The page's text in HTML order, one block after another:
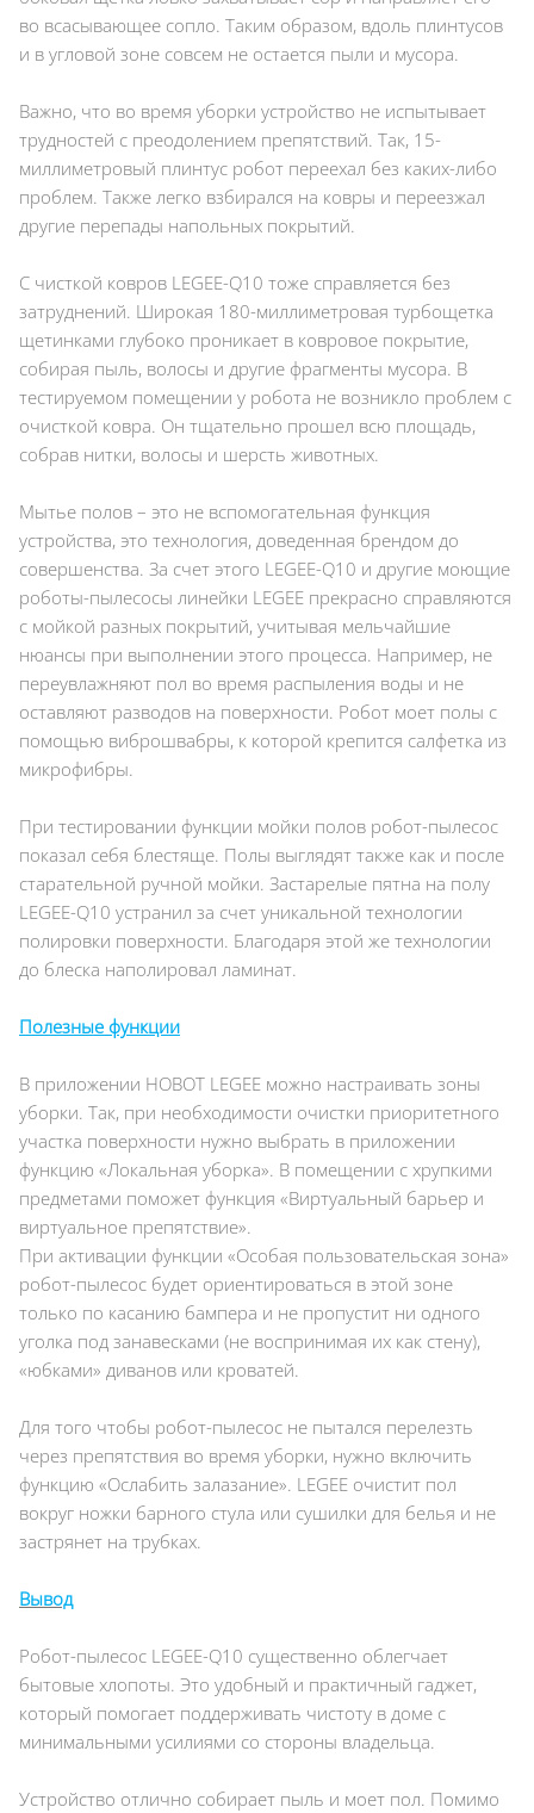
во всасывающее сопло. Таким образом, вдоль плинтусов
и в угловой зоне совсем не остается пыли и мусора.
Важно, что во время уборки устройство не испытывает
трудностей с преодолением препятствий. Так, 15-
миллиметровый плинтус робот переехал без каких-либо
проблем. Также легко взбирался на ковры и переезжал
другие перепады напольных покрытий.
С чисткой ковров LEGEE-Q10 тоже справляется без
затруднений. Широкая 180-миллиметровая турбощетка
щетинками глубоко проникает в ковровое покрытие,
собирая пыль, волосы и другие фрагменты мусора. В
тестируемом помещении у робота не возникло проблем с
очисткой ковра. Он тщательно прошел всю площадь,
собрав нитки, волосы и шерсть животных.
Мытье полов – это не вспомогательная функция
устройства, это технология, доведенная брендом до
совершенства. За счет этого LEGEE-Q10 и другие моющие
роботы-пылесосы линейки LEGEE прекрасно справляются
с мойкой разных покрытий, учитывая мельчайшие
нюансы при выполнении этого процесса. Например, не
переувлажняют пол во время распыления воды и не
оставляют разводов на поверхности. Робот моет полы с
помощью виброшвабры, к которой крепится салфетка из
микрофибры.
При тестировании функции мойки полов робот-пылесос
показал себя блестяще. Полы выглядят также как и после
старательной ручной мойки. Застарелые пятна на полу
LEGEE-Q10 устранил за счет уникальной технологии
полировки поверхности. Благодаря этой же технологии
до блеска наполировал ламинат.
Полезные функции
В приложении HOBOT LEGEE можно настраивать зоны
уборки. Так, при необходимости очистки приоритетного
участка поверхности нужно выбрать в приложении
функцию «Локальная уборка». В помещении с хрупкими
предметами поможет функция «Виртуальный барьер и
виртуальное препятствие».
При активации функции «Особая пользовательская зона»
робот-пылесос будет ориентироваться в этой зоне
только по касанию бампера и не пропустит ни одного
уголка под занавесками (не воспринимая их как стену),
«юбками» диванов или кроватей.
Для того чтобы робот-пылесос не пытался перелезть
через препятствия во время уборки, нужно включить
функцию «Ослабить залазание». LEGEE очистит пол
вокруг ножки барного стула или сушилки для белья и не
застрянет на трубках.
Вывод
Робот-пылесос LEGEE-Q10 существенно облегчает
бытовые хлопоты. Это удобный и практичный гаджет,
который помогает поддерживать чистоту в доме с
минимальными усилиями со стороны владельца.
Устройство отлично собирает пыль и моет пол. Помимо